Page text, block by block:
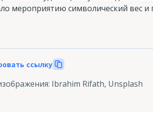
мероприятию символический вес
ссылку
: Ibrahim Rifath, Unsplash